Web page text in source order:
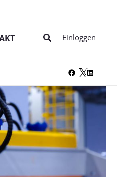
SucheEinloggen